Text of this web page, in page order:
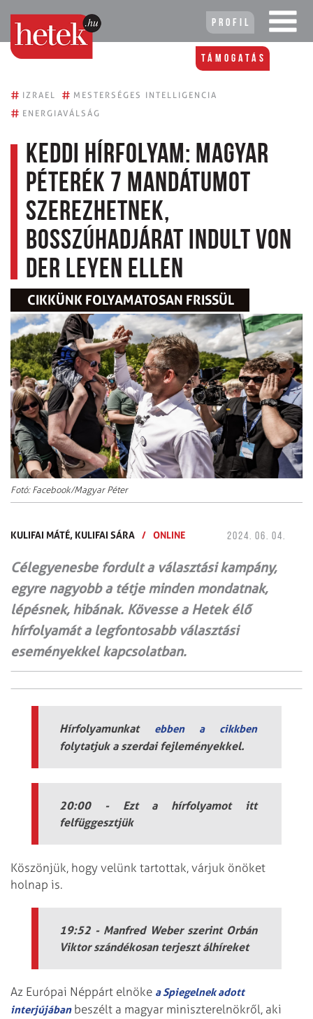
Profil
Támogatás
# IZRAEL # MESTERSÉGES INTELLIGENCIA
# ENERGIAVÁLSÁG
Keddi hírfolyam: Magyar
Péterék 7 mandátumot
szerezhetnek,
bosszúhadjárat indult Von
der Leyen ellen
CIKKÜNK FOLYAMATOSAN FRISSÜL
Fotó: Facebook/Magyar Péter
KULIFAI MÁTÉ, KULIFAI SÁRA / ONLINE 2024. 06. 04.
Célegyenesbe fordult a választási kampány,
egyre nagyobb a tétje minden mondatnak,
lépésnek, hibának. Kövesse a Hetek élő
hírfolyamát a legfontosabb választási
eseményekkel kapcsolatban.
Hírfolyamunkat ebben a cikkben
folytatjuk a szerdai fejleményekkel.
20:00 - Ezt a hírfolyamot itt
felfüggesztjük
Köszönjük, hogy velünk tartottak, várjuk önöket
holnap is.
19:52 - Manfred Weber szerint Orbán
Viktor szándékosan terjeszt álhíreket
Az Európai Néppárt elnöke a Spiegelnek adott
interjújábanbeszélt a magyar miniszterelnökről, aki